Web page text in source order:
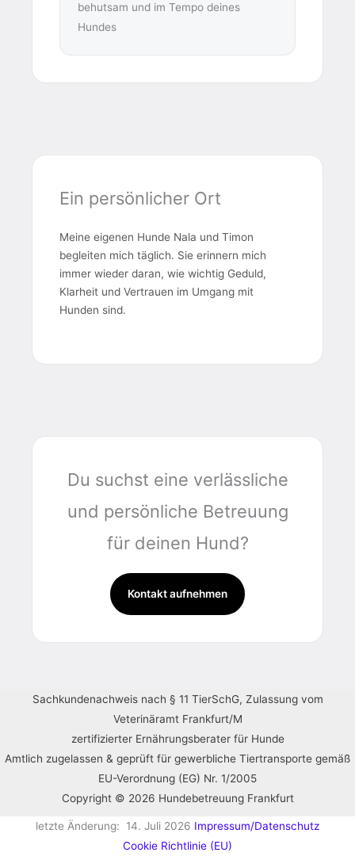
behutsam und im Tempo deines
Hundes
Ein persönlicher Ort
Meine eigenen Hunde Nala und Timon
begleiten mich täglich. Sie erinnern mich
immer wieder daran, wie wichtig Geduld,
Klarheit und Vertrauen im Umgang mit
Hunden sind.
Du suchst eine verlässliche
und persönliche Betreuung
für deinen Hund?
Kontakt aufnehmen
Sachkundenachweis nach § 11 TierSchG, Zulassung vom
Veterinäramt Frankfurt/M
zertifizierter Ernährungsberater für Hunde
Amtlich zugelassen & geprüft für gewerbliche Tiertransporte gemäß
EU-Verordnung (EG) Nr. 1/2005
Copyright © 2026 Hundebetreuung Frankfurt
letzte Änderung: 14. Juli 2026 Impressum/Datenschutz
Cookie Richtlinie (EU)